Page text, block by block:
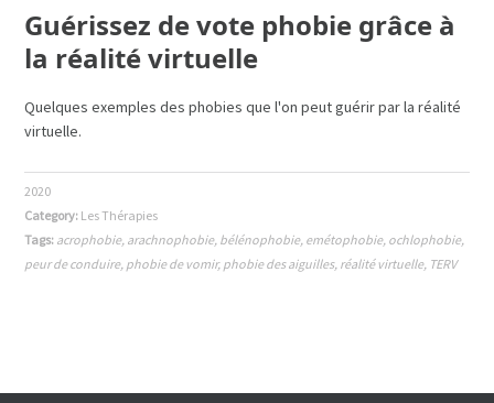
Guérissez de vote phobie grâce à
la réalité virtuelle
Quelques exemples des phobies que l'on peut guérir par la réalité
virtuelle.
2020
Category: Les Thérapies
Tags: acrophobie, arachnophobie, bélénophobie, emétophobie, ochlophobie,
peur de conduire, phobie de vomir, phobie des aiguilles, réalité virtuelle, TERV